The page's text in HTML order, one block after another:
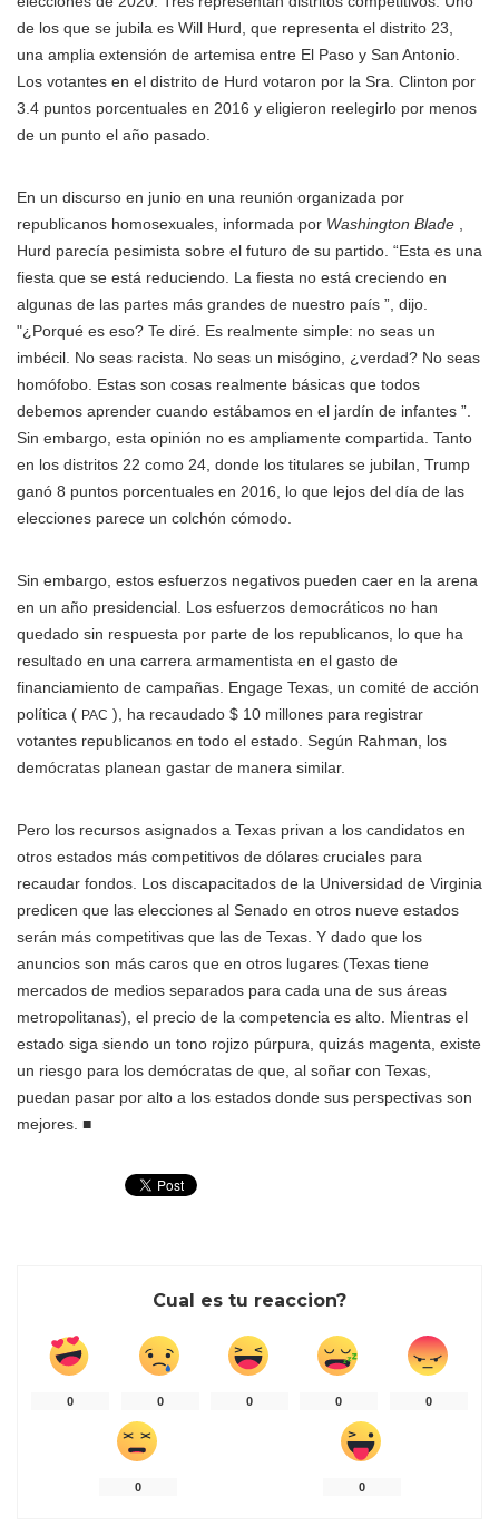
de los que se jubila es Will Hurd, que representa el distrito 23,
una amplia extensión de artemisa entre El Paso y San Antonio.
Los votantes en el distrito de Hurd votaron por la Sra. Clinton por
3.4 puntos porcentuales en 2016 y eligieron reelegirlo por menos
de un punto el año pasado.
En un discurso en junio en una reunión organizada por
republicanos homosexuales, informada por Washington Blade
Hurd parecía pesimista sobre el futuro de su partido. “Esta es una
fiesta que se está reduciendo. La fiesta no está creciendo en
algunas de las partes más grandes de nuestro país ”, dijo.
"¿Porqué es eso? Te diré. Es realmente simple: no seas un
imbécil. No seas racista. No seas un misógino, ¿verdad? No seas
homófobo. Estas son cosas realmente básicas que todos
debemos aprender cuando estábamos en el jardín de infantes ”.
Sin embargo, esta opinión no es ampliamente compartida. Tanto
en los distritos 22 como 24, donde los titulares se jubilan, Trump
ganó 8 puntos porcentuales en 2016, lo que lejos del día de las
elecciones parece un colchón cómodo.
Sin embargo, estos esfuerzos negativos pueden caer en la arena
en un año presidencial. Los esfuerzos democráticos no han
quedado sin respuesta por parte de los republicanos, lo que ha
resultado en una carrera armamentista en el gasto de
financiamiento de campañas. Engage Texas, un comité de acción
política ( PAC ), ha recaudado $ 10 millones para registrar
votantes republicanos en todo el estado. Según Rahman, los
demócratas planean gastar de manera similar.
Pero los recursos asignados a Texas privan a los candidatos en
otros estados más competitivos de dólares cruciales para
recaudar fondos. Los discapacitados de la Universidad de Virginia
predicen que las elecciones al Senado en otros nueve estados
serán más competitivas que las de Texas. Y dado que los
anuncios son más caros que en otros lugares (Texas tiene
mercados de medios separados para cada una de sus áreas
metropolitanas), el precio de la competencia es alto. Mientras el
estado siga siendo un tono rojizo púrpura, quizás magenta, existe
un riesgo para los demócratas de que, al soñar con Texas,
puedan pasar por alto a los estados donde sus perspectivas son
mejores. ■
Cual es tu reaccion?
0 0 0 0 0
0 0